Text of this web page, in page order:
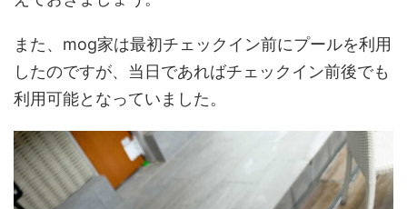
また、mog家は最初チェックイン前にプールを利用
したのですが、当日であればチェックイン前後でも
利用可能となっていました。